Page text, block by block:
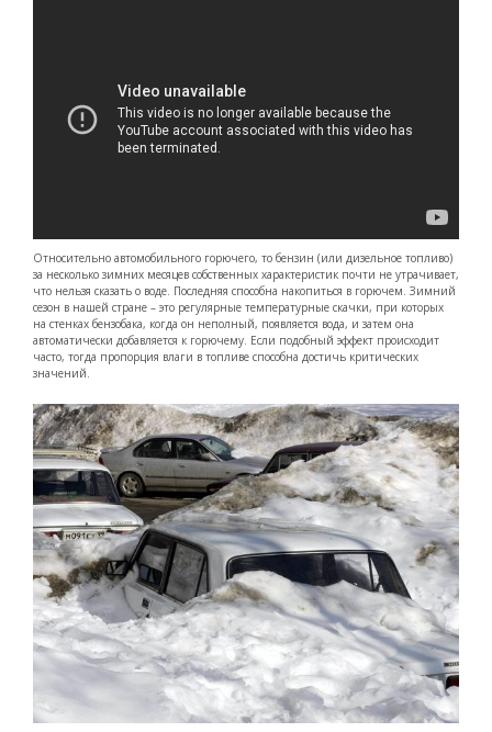
Относительно автомобильного горючего, то бензин (или дизельное топливо)
за несколько зимних месяцев собственных характеристик почти не утрачивает,
что нельзя сказать о воде. Последняя способна накопиться в горючем. Зимний
сезон в нашей стране – это регулярные температурные скачки, при которых
на стенках бензобака, когда он неполный, появляется вода, и затем она
автоматически добавляется к горючему. Если подобный эффект происходит
часто, тогда пропорция влаги в топливе способна достичь критических
значений.